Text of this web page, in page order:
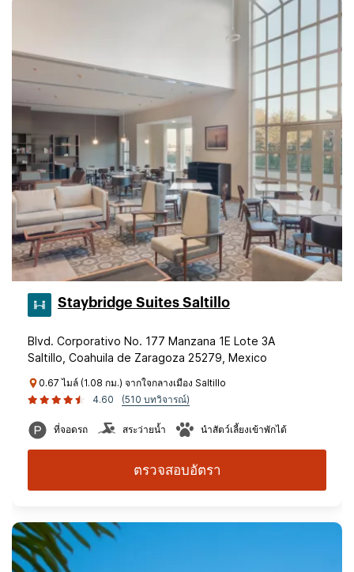
Staybridge Suites Saltillo
Blvd. Corporativo No. 177 Manzana 1E Lote 3A
Saltillo, Coahuila de Zaragoza 25279, Mexico
0.67 ไมล์ (1.08 กม.) จากใจกลางเมือง Saltillo
4.60
(510 บทวิจารณ์)
ที่จอดรถ สระว่ายน้ำ นำสัตว์เลี้ยงเข้าพักได้
ตรวจสอบอัตรา